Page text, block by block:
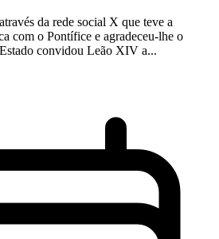
da rede social X que teve a
com o Pontífice e agradeceu-lhe o
convidou Leão XIV a...